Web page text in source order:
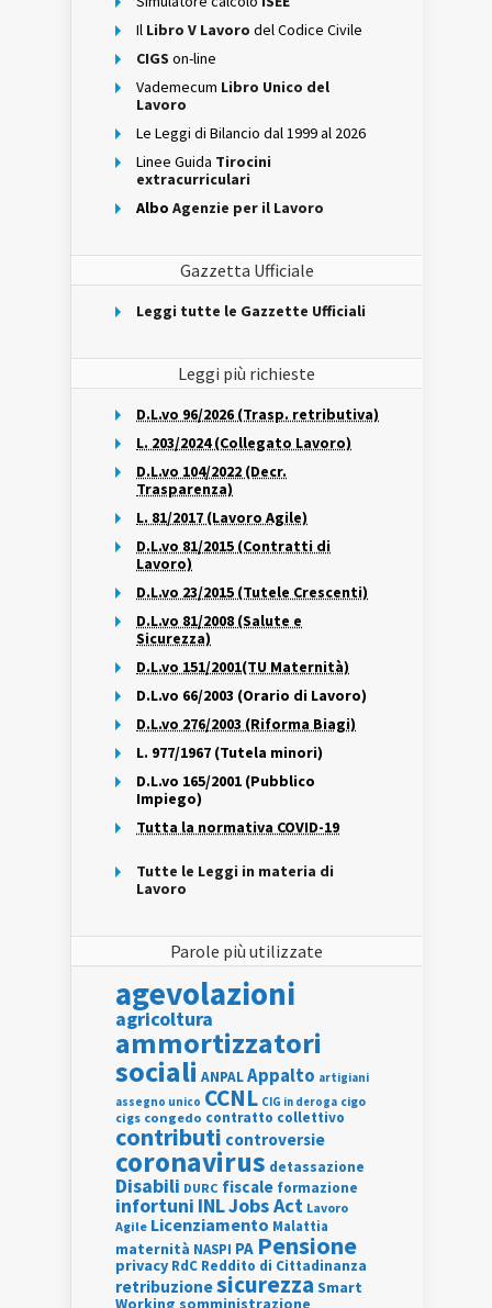
Il Libro V Lavoro del Codice Civile
CIGS on-line
Vademecum Libro Unico del
Lavoro
Le Leggi di Bilancio dal 1999 al 2026
Linee Guida Tirocini
extracurriculari
Albo Agenzie per il Lavoro
Gazzetta Ufficiale
Leggi tutte le Gazzette Ufficiali
Leggi più richieste
D.L.vo 96/2026 (Trasp. retributiva)
L. 203/2024 (Collegato Lavoro)
D.L.vo 104/2022 (Decr.
Trasparenza)
L. 81/2017 (Lavoro Agile)
D.L.vo 81/2015 (Contratti di
Lavoro)
D.L.vo 23/2015 (Tutele Crescenti)
D.L.vo 81/2008 (Salute e
Sicurezza)
D.L.vo 151/2001(TU Maternità)
D.L.vo 66/2003 (Orario di Lavoro)
D.L.vo 276/2003 (Riforma Biagi)
L. 977/1967 (Tutela minori)
D.L.vo 165/2001 (Pubblico
Impiego)
Tutta la normativa COVID-19
Tutte le Leggi in materia di
Lavoro
Parole più utilizzate
agevolazioni
agricoltura
ammortizzatori
sociali ANPALAppalto artigiani
assegno unico CCNL CIG in deroga cigo
cigs congedo contratto collettivo
contributi controversie
coronavirus detassazione
Disabili DURC fiscale formazione
infortuni INLJobs Act Lavoro
Agile Licenziamento Malattia
maternità NASPI PA Pensione
privacy RdC Reddito di Cittadinanza
retribuzionesicurezza Smart
Working somministrazione